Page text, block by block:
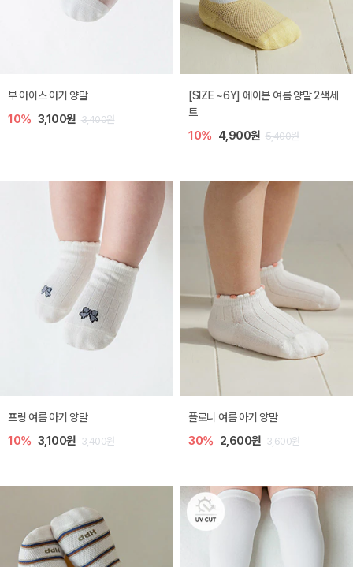
부 아이스 아기 양말
10% 3,100원 3,400원
[SIZE ~6Y] 에이븐 여름 양말 2색세
트
10% 4,900원 5,400원
프링 여름 아기 양말
10% 3,100원 3,400원
플로니 여름 아기 양말
30% 2,600원 3,600원